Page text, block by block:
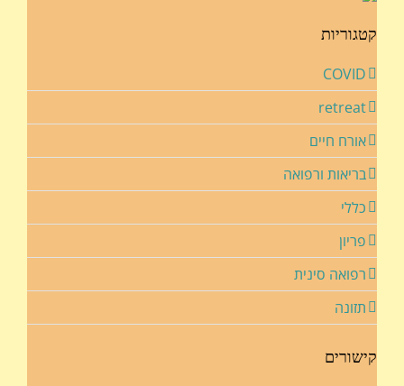
קטגוריות
COVID
retreat
אורח חיים
בריאות ורפואה
כללי
פריון
רפואה סינית
תזונה
קישורים